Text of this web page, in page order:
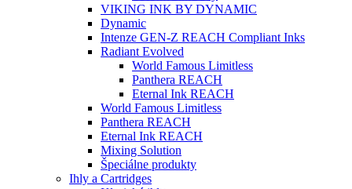
VIKING INK BY DYNAMIC
Dynamic
Intenze GEN-Z REACH Compliant Inks
Radiant Evolved
World Famous Limitless
Panthera REACH
Eternal Ink REACH
World Famous Limitless
Panthera REACH
Eternal Ink REACH
Mixing Solution
Špeciálne produkty
Ihly a Cartridges